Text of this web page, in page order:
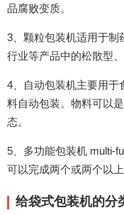
品腐败变质。
3、颗粒包装机适用于制
行业等产品中的松散型
4、自动包装机主要用于
料自动包装。物料可以
态。
5、多功能包装机 multi-
可以完成两个或两个以
给袋式包装机的分